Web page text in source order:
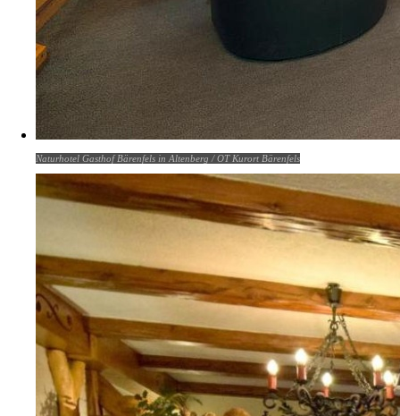
Naturhotel Gasthof Bärenfels in Altenberg / OT Kurort Bärenfels